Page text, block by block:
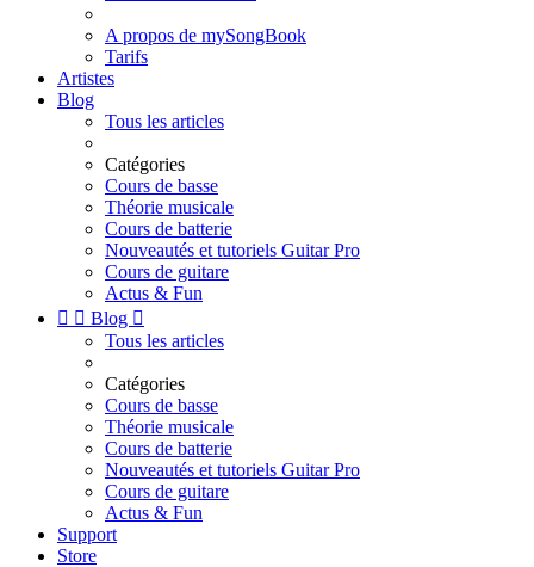
A propos de mySongBook
Tarifs
Artistes
Blog
Tous les articles
Catégories
Cours de basse
Théorie musicale
Cours de batterie
Nouveautés et tutoriels Guitar Pro
Cours de guitare
Actus & Fun
  Blog 
Tous les articles
Catégories
Cours de basse
Théorie musicale
Cours de batterie
Nouveautés et tutoriels Guitar Pro
Cours de guitare
Actus & Fun
Support
Store